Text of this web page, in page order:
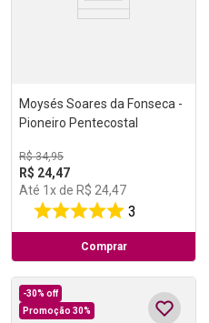
Moysés Soares da Fonseca -
Pioneiro Pentecostal
R$ 34,95
R$ 24,47
Até 1 x de R$ 24,47
3
Comprar
-30% off
Promoção 30%